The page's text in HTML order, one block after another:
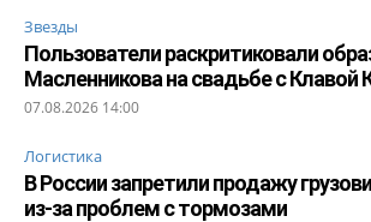
Звезды
Пользователи раскритиковали
Масленникова на свадьбе с Клавой
07.08.2026 14:00
Логистика
В России запретили продажу
из-за проблем с тормозами